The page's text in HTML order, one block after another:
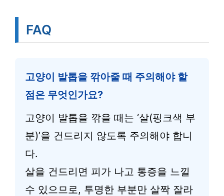
FAQ
고양이 발톱을 깎아줄 때 주의해야 할
점은 무엇인가요?
고양이 발톱을 깎을 때는 ‘살(핑크색 부
분)’을 건드리지 않도록 주의해야 합니
다.
살을 건드리면 피가 나고 통증을 느낄
수 있으므로, 투명한 부분만 살짝 잘라